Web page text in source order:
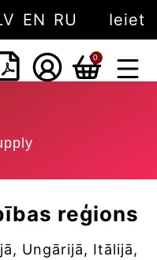
EN RU Ieiet
0
reģions
Ungārijā, Itālijā,